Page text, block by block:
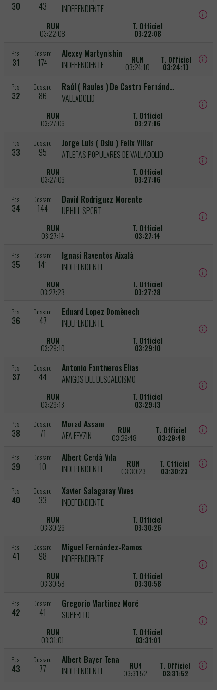
30 43
INDEPENDIENTE
RUN
03:22:08
T. Officiel
03:22:08
Pos.
31
Dossard
174
Alexey Martynishin
INDEPENDIENTE
RUN
03:24:10
T. Officiel
03:24:10
Pos.
32
Dossard
86
Raúl ( Raules ) De Castro Fernández
VALLADOLID
RUN
03:27:06
T. Officiel
03:27:06
Pos.
33
Dossard
95
Jorge Luis ( Oslu ) Felix Villar
ATLETAS POPULARES DE VALLADOLID
RUN
03:27:06
T. Officiel
03:27:06
Pos.
34
Dossard
144
David Rodriguez Morente
UPHILL SPORT
RUN
03:27:14
T. Officiel
03:27:14
Pos.
35
Dossard
141
Ignasi Raventós Aixalà
INDEPENDIENTE
RUN
03:27:28
T. Officiel
03:27:28
Pos.
36
Dossard
47
Eduard Lopez Domènech
INDEPENDIENTE
RUN
03:29:10
T. Officiel
03:29:10
Pos.
37
Dossard
44
Antonio Fontiveros Elias
AMIGOS DEL DESCALCISMO
RUN
03:29:13
T. Officiel
03:29:13
Pos.
38
Dossard
71
Morad Assam
AFA FEYZIN
RUN
03:29:48
T. Officiel
03:29:48
Pos.
39
Dossard
10
Albert Cerdà Vila
INDEPENDIENTE
RUN
03:30:23
T. Officiel
03:30:23
Pos.
40
Dossard
33
Xavier Salagaray Vives
INDEPENDIENTE
RUN
03:30:26
T. Officiel
03:30:26
Pos.
41
Dossard
98
Miguel Fernández-Ramos
INDEPENDIENTE
RUN
03:30:58
T. Officiel
03:30:58
Pos.
42
Dossard
41
Gregorio Martínez Moré
SUPERITO
RUN
03:31:01
T. Officiel
03:31:01
Pos.
43
Dossard
77
Albert Bayer Tena
INDEPENDIENTE
RUN
03:31:52
T. Officiel
03:31:52